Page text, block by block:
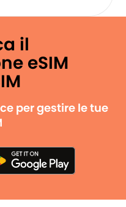
il
eSIM
per gestire le tue